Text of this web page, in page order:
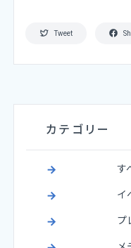
Tweet
カテゴリー
す
イ
プ